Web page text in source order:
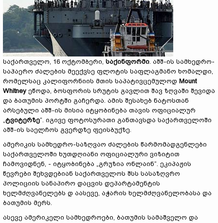
საქართველო, 16 ოქტომბერი, საქინფორმი. აშშ-ის სამხედრო-
საჰაერო ძალების მეექვსე ფლოტის საფლაგმანო ხომალდი,
რომელსაც კალიფორნიის მთის საპატივცემულოდ Mount
Whitney ეწოდა, ბოსფორის სრუტის გავლით შავ ზღვაში შევიდა
და ბათუმის პორტში გაჩერდა. ამის შესახებ ნატოსთან
არსებული აშშ-ის მისია იტყობინება თავის ოფიციალურ
„ტვიტერზე“. იგივე ფოტოსურათი განთავსდა საქართველოში
აშშ-ის საელჩოს გვერდზე ფეისბუქზე.
ამერიკის სამხედრო-საზღვაო ძალების წარმომადგენლები
საქართველოში ხუთდღიანი ოფიციალური ვიზიტით
ჩამოვიდნენ, - იტყობინება „გრუზია ონლაინ“. ეკიპაჟის
წევრები შეხვდებიან საქართველოს შსს სასაზღვრო
პოლიციის სანაპირო დაცვის დეპარტამენტის
ხელმძღვანელებს დ აასევე, აჭარის ხელმძღვანელობასა და
ბათუმის მერს.
ასევე ამერიკელი სამხედროები, ბათუმის სამაშველო და